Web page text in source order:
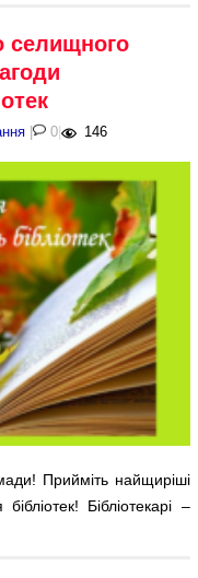
селищного
| 0 | 146
Прийміть найщиріші
Бібліотекарі –